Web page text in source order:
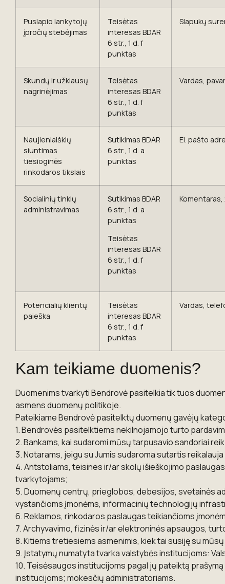
Puslapio lankytojų
įpročių stebėjimas
Teisėtas
interesas BDAR
6 str., 1 d. f
punktas
Slapukų
Skundų ir užklausų
nagrinėjimas
Teisėtas
interesas BDAR
6 str., 1 d. f
punktas
Vardas,
Naujienlaiškių
siuntimas
tiesioginės
rinkodaros tikslais
Sutikimas BDAR
6 str., 1 d. a
punktas
El. pašto
Socialinių tinklų
administravimas
Sutikimas BDAR
6 str., 1 d. a
punktas
Teisėtas
interesas BDAR
6 str., 1 d. f
punktas
Potencialių klientų
paieška
Teisėtas
interesas BDAR
6 str., 1 d. f
punktas
Vardas,
Kam teikiame duomenis?
Duomenims tvarkyti Bendrovė pasitelkia tik tuos
asmens duomenų politikoje.
Pateikiame Bendrovė pasitelktų duomenų gavėjų
1. Bendrovės pasitelktiems nekilnojamojo turto
2. Bankams, kai sudaromi mūsų tarpusavio sandoriai
3. Notarams, jeigu su Jumis sudaroma sutartis
4. Antstoliams, teisines ir/ar skolų išieškojimo
tvarkytojams;
5. Duomenų centrų, prieglobos, debesijos, svetainės
vystančioms įmonėms, informacinių technologijų
6. Reklamos, rinkodaros paslaugas teikiančioms
7. Archyvavimo, fizinės ir/ar elektroninės apsaugos,
8. Kitiems tretiesiems asmenimis, kiek tai susiję su
9. Įstatymų numatyta tvarka valstybės institucijoms:
10. Teisėsaugos institucijoms pagal jų pateiktą
institucijoms; mokesčių administratoriams.